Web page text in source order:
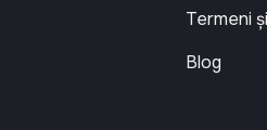
Termeni
Blog